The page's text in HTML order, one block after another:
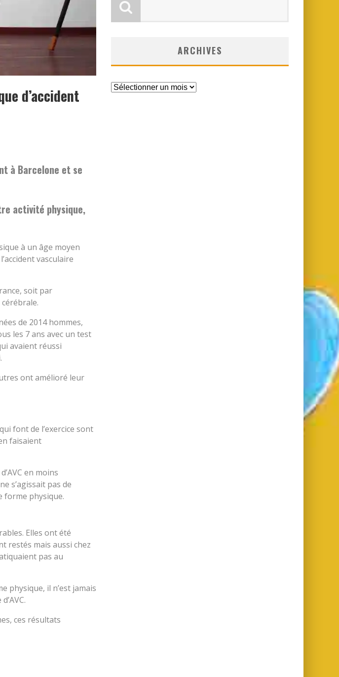
d’accident
à Barcelone et se
activité physique,
à un âge moyen
vasculaire
soit par
de 2014 hommes,
les 7 ans avec un test
avaient réussi
ont amélioré leur
font de l’exercice sont
faisaient
en moins
s’agissait pas de
forme physique.
Elles ont été
restés mais aussi chez
pas au
physique, il n’est jamais
ces résultats
ARCHIVES
Archives